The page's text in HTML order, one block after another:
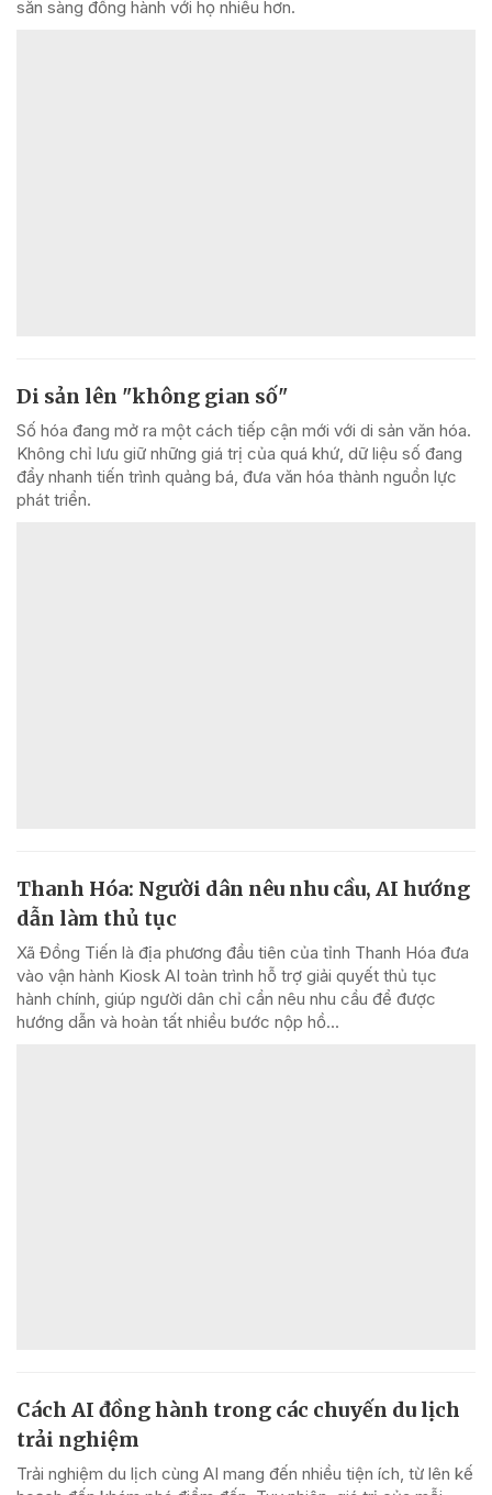
sẵn sàng đồng hành với họ nhiều hơn.
Di sản lên "không gian số"
Số hóa đang mở ra một cách tiếp cận mới với di sản văn hóa.
Không chỉ lưu giữ những giá trị của quá khứ, dữ liệu số đang
đẩy nhanh tiến trình quảng bá, đưa văn hóa thành nguồn lực
phát triển.
Thanh Hóa: Người dân nêu nhu cầu, AI hướng
dẫn làm thủ tục
Xã Đồng Tiến là địa phương đầu tiên của tỉnh Thanh Hóa đưa
vào vận hành Kiosk AI toàn trình hỗ trợ giải quyết thủ tục
hành chính, giúp người dân chỉ cần nêu nhu cầu để được
hướng dẫn và hoàn tất nhiều bước nộp hồ...
Cách AI đồng hành trong các chuyến du lịch
trải nghiệm
Trải nghiệm du lịch cùng AI mang đến nhiều tiện ích, từ lên kế